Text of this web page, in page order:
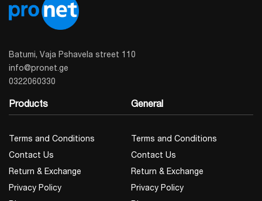
Batumi, Vaja Pshavela street 110
info@pronet.ge
0322060330
Products
Terms and Conditions
Contact Us
Return & Exchange
Privacy Policy
General
Terms and Conditions
Contact Us
Return & Exchange
Privacy Policy